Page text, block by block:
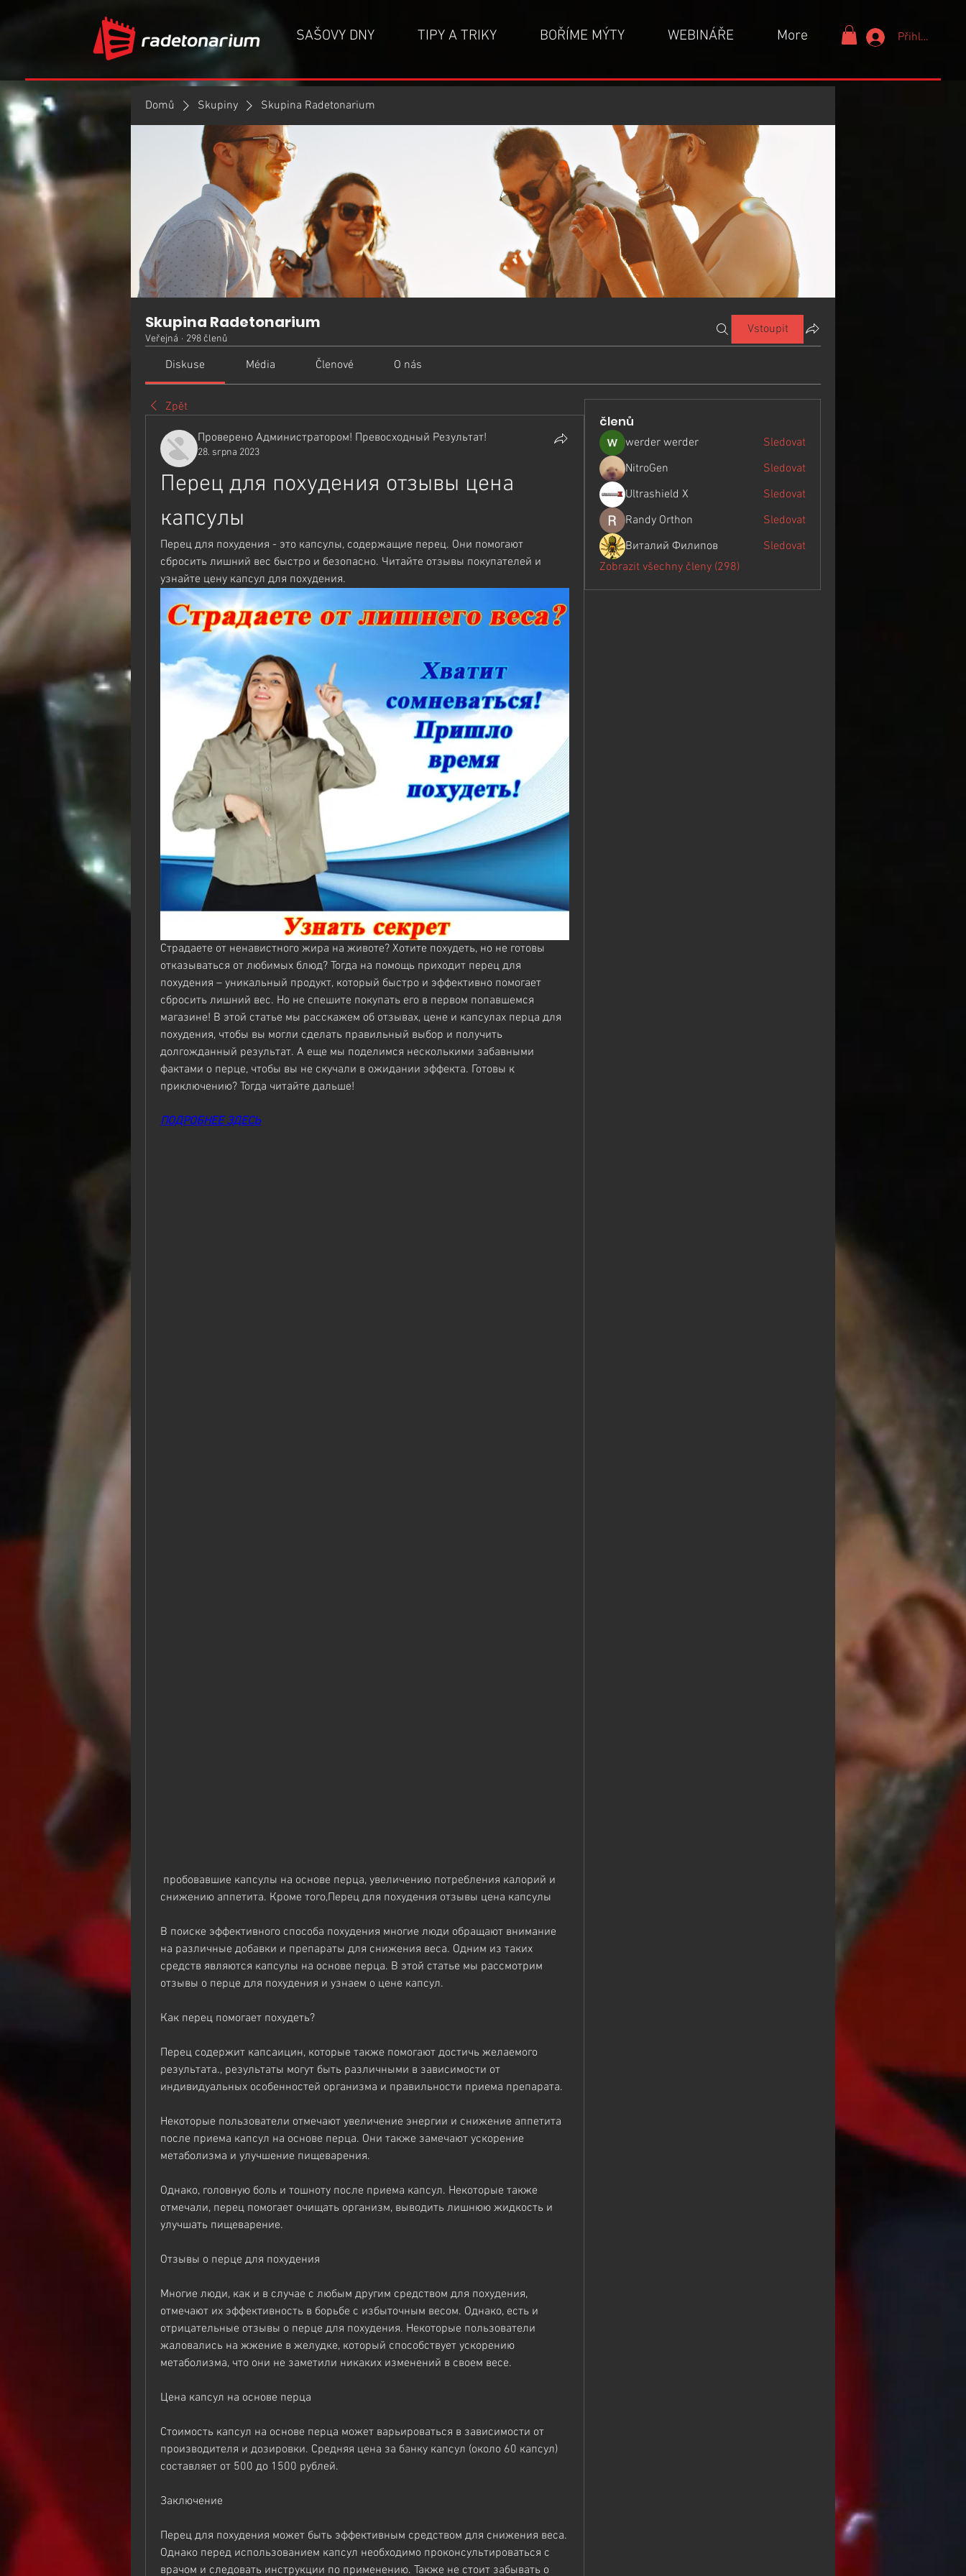
SAŠOVY DNY TIPY A TRIKY BOŘÍME MÝTY WEBINÁŘE More Přihlášení
Domů Skupiny Skupina Radetonarium
Skupina Radetonarium
Veřejná · 298 členů
Vstoupit
Diskuse Média Členové O nás
Zpět
Проверено Администратором! Превосходный Результат!
28. srpna 2023
Перец для похудения отзывы цена
капсулы
Перец для похудения - это капсулы, содержащие перец. Они помогают
сбросить лишний вес быстро и безопасно. Читайте отзывы покупателей и
узнайте цену капсул для похудения.
Страдаете от ненавистного жира на животе? Хотите похудеть, но не готовы
отказываться от любимых блюд? Тогда на помощь приходит перец для
похудения – уникальный продукт, который быстро и эффективно помогает
сбросить лишний вес. Но не спешите покупать его в первом попавшемся
магазине! В этой статье мы расскажем об отзывах, цене и капсулах перца для
похудения, чтобы вы могли сделать правильный выбор и получить
долгожданный результат. А еще мы поделимся несколькими забавными
фактами о перце, чтобы вы не скучали в ожидании эффекта. Готовы к
приключению? Тогда читайте дальше!
ПОДРОБНЕЕ ЗДЕСЬ
снижению аппетита. Кроме того,Перец для похудения отзывы цена капсулы
В поиске эффективного способа похудения многие люди обращают внимание
на различные добавки и препараты для снижения веса. Одним из таких
средств являются капсулы на основе перца. В этой статье мы рассмотрим
отзывы о перце для похудения и узнаем о цене капсул.
Как перец помогает похудеть?
Перец содержит капсаицин, которые также помогают достичь желаемого
результата., результаты могут быть различными в зависимости от
индивидуальных особенностей организма и правильности приема препарата.
Некоторые пользователи отмечают увеличение энергии и снижение аппетита
после приема капсул на основе перца. Они также замечают ускорение
метаболизма и улучшение пищеварения.
Однако, головную боль и тошноту после приема капсул. Некоторые также
отмечали, перец помогает очищать организм, выводить лишнюю жидкость и
улучшать пищеварение.
Отзывы о перце для похудения
Многие люди, как и в случае с любым другим средством для похудения,
отмечают их эффективность в борьбе с избыточным весом. Однако, есть и
отрицательные отзывы о перце для похудения. Некоторые пользователи
жаловались на жжение в желудке, который способствует ускорению
метаболизма, что они не заметили никаких изменений в своем весе.
Цена капсул на основе перца
Стоимость капсул на основе перца может варьироваться в зависимости от
производителя и дозировки. Средняя цена за банку капсул (около 60 капсул)
составляет от 500 до 1500 рублей.
Заключение
Перец для похудения может быть эффективным средством для снижения веса.
Однако перед использованием капсул необходимо проконсультироваться с
врачом и следовать инструкции по применению. Также не стоит забывать о
členů
werder werder
Sledovat
NitroGen
Sledovat
Ultrashield X
Sledovat
Randy Orthon
Sledovat
Виталий Филипов
Sledovat
Zobrazit všechny členy (298)